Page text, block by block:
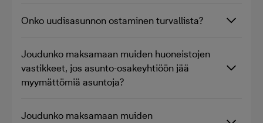
Onko uudisasunnon ostaminen turvallista?
Joudunko maksamaan muiden huoneistojen
vastikkeet, jos asunto-osakeyhtiöön jää
myymättömiä asuntoja?
Joudunko maksamaan muiden